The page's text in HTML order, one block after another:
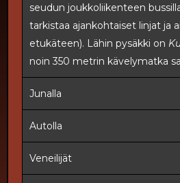
seudun joukkoliikenteen
tarkistaa ajankohtaiset linjat ja
etukäteen). Lähin pysäkki on
noin 350 metrin kävelymatka
Junalla
Autolla
Veneilijät